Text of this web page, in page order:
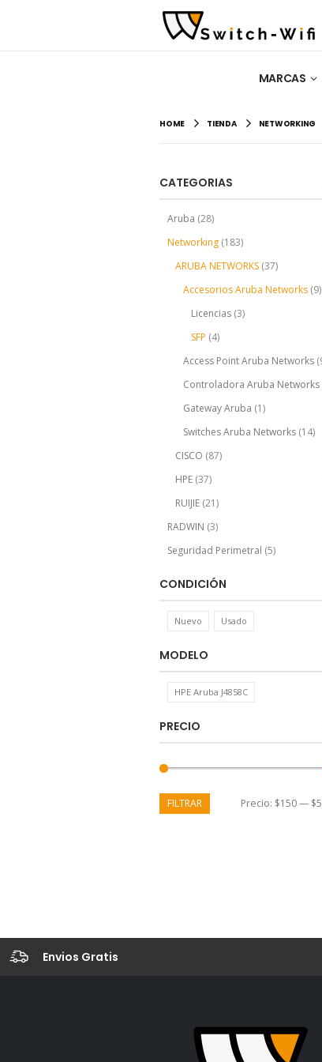
MARCAS
HOME TIENDA NETWORKING
CATEGORIAS
Aruba (28)
Networking (183)
ARUBA NETWORKS (37)
Accesorios Aruba Networks (9)
Licencias (3)
SFP (4)
Access Point Aruba Networks
Controladora Aruba Networks
Gateway Aruba (1)
Switches Aruba Networks (14)
CISCO (87)
HPE (37)
RUIJIE (21)
RADWIN (3)
Seguridad Perimetral (5)
CONDICIÓN
Nuevo Usado
MODELO
HPE Aruba J4858C
PRECIO
FILTRAR Precio: $150—
Envios Gratis